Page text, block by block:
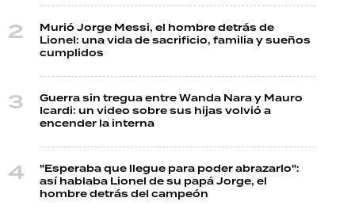
Murió Jorge Messi, el hombre detrás de
Lionel: una vida de sacrificio, familia y sueños
cumplidos
Guerra sin tregua entre Wanda Nara y Mauro
Icardi: un video sobre sus hijas volvió a
encender la interna
"Esperaba que llegue para poder abrazarlo":
así hablaba Lionel de su papá Jorge, el
hombre detrás del campeón